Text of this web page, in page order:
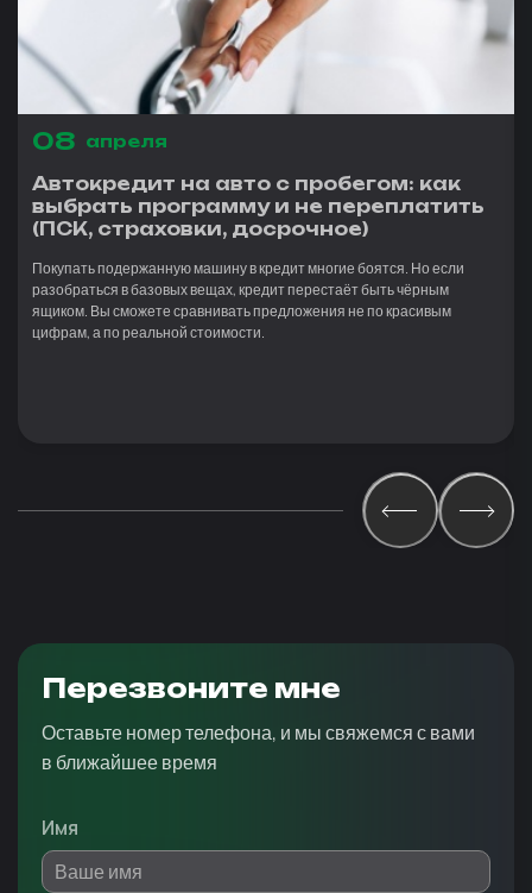
08 апреля
Автокредит на авто с пробегом: как
выбрать программу и не переплатить
(ПСК, страховки, досрочное)
Покупать подержанную машину в кредит многие боятся. Но если
разобраться в базовых вещах, кредит перестаёт быть чёрным
ящиком. Вы сможете сравнивать предложения не по красивым
цифрам, а по реальной стоимости.
Перезвоните мне
Оставьте номер телефона, и мы свяжемся с вами
в ближайшее время
Имя